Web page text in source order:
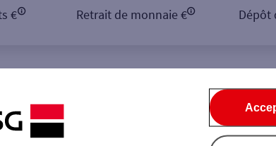
€ Retrait de monnaie € Dépôt